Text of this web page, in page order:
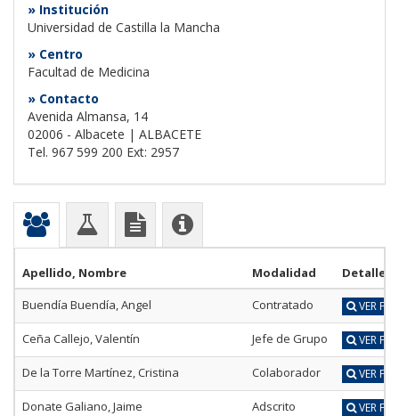
» Institución
Universidad de Castilla la Mancha
» Centro
Facultad de Medicina
» Contacto
Avenida Almansa, 14
02006 - Albacete | ALBACETE
Tel. 967 599 200 Ext: 2957
Apellido, Nombre Modalidad
Detalle
Buendía Buendía, Angel
Contratado VER
Ceña Callejo, Valentín Jefe de Grupo VER
De la Torre Martínez, Cristina Colaborador VER
Donate Galiano, Jaime Adscrito VER